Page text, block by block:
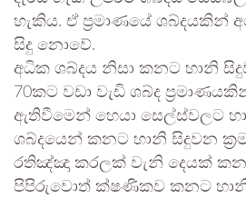
හැකිය. ඒ ප්‍රමාණයේ ශබ්දයකින්
සිදු නොවේ.
අධික ශබ්දය නිසා කනට හානි
70කට වඩා වැඩි ශබ්ද
ඇතිවීමෙන් හෙයා සෙල්ස්වලට
ශබ්දයෙන් කනට හානි සිදුවන
රතිඤ්ඤා කරලක් වැනි දෙයක්
පිපිරුවොත් ක්ෂණිකව කනට